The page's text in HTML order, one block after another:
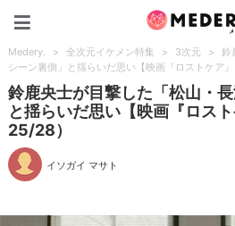
Medery. > 全次元イケメン特集 > 3次元 >
鈴
シーン裏側」と揺らいだ思い【映画『ロストケア』
鈴鹿央士が目撃した「松山・長
と揺らいだ思い【映画『ロス
25/28）
イソガイ マサト